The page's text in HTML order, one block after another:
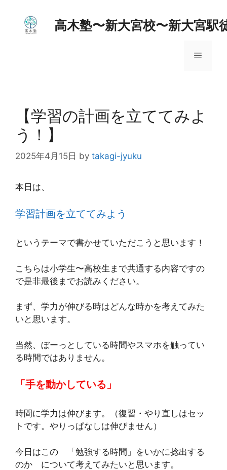
高木塾〜新大宮校〜新大宮
メ
ュ
【学習の計画を立ててみよ
う！】
2025年4月15日 by takagi-jyuku
本日は、
学習計画を立ててみよう
というテーマで書かせていただこうと思います！
こちらは小学生〜高校生まで共通する内容ですの
で是非最後までお読みください。
まず、学力が伸びる時はどんな時かを考えてみた
いと思います。
当然、ぼーっとしている時間やスマホを触ってい
る時間ではありません。
「手を動かしている」
時間に学力は伸びます。（復習・やり直しはセッ
トです。やりっぱなしは伸びません）
今日はこの 「勉強する時間」をいかに捻出する
のか について考えてみたいと思います。